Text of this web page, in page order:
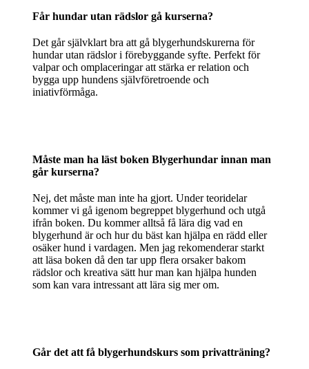
Får hundar utan rädslor gå kurserna?
Det går självklart bra att gå blygerhundskurerna för
hundar utan rädslor i förebyggande syfte. Perfekt för
valpar och omplaceringar att stärka er relation och
bygga upp hundens självföretroende och
iniativförmåga.
Måste man ha läst boken Blygerhundar innan man
går kurserna?
Nej, det måste man inte ha gjort. Under teoridelar
kommer vi gå igenom begreppet blygerhund och utgå
ifrån boken. Du kommer alltså få lära dig vad en
blygerhund är och hur du bäst kan hjälpa en rädd eller
osäker hund i vardagen. Men jag rekomenderar starkt
att läsa boken då den tar upp flera orsaker bakom
rädslor och kreativa sätt hur man kan hjälpa hunden
som kan vara intressant att lära sig mer om.
Går det att få blygerhundskurs som privatträning?